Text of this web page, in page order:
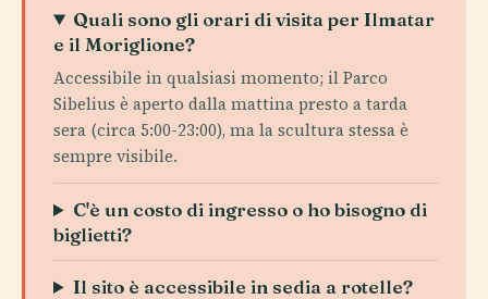
Quali sono gli orari di visita per Ilmatar
e il Moriglione?
Accessibile in qualsiasi momento; il Parco
Sibelius è aperto dalla mattina presto a tarda
sera (circa 5:00-23:00), ma la scultura stessa è
sempre visibile.
C'è un costo di ingresso o ho bisogno di
biglietti?
Il sito è accessibile in sedia a rotelle?